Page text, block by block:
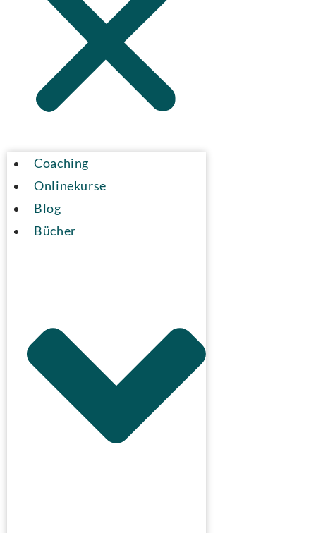
Coaching
Onlinekurse
Blog
Bücher